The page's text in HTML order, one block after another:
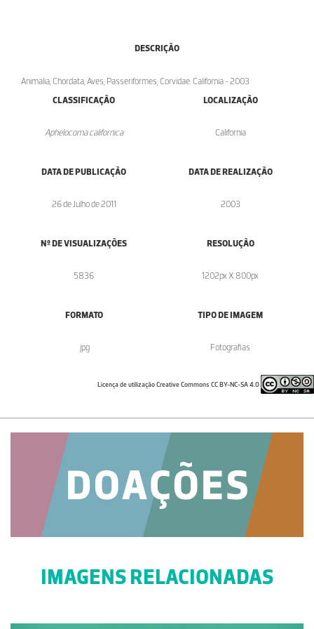
DESCRIÇÃO
Animalia; Chordata; Aves; Passeriformes; Corvidae. California - 2003
CLASSIFICAÇÃO
Aphelocoma californica
LOCALIZAÇÃO
California
DATA DE PUBLICAÇÃO
26 de Julho de 2011
DATA DE REALIZAÇÃO
2003
Nº DE VISUALIZAÇÕES
5836
RESOLUÇÃO
1202px X 800px
FORMATO
.jpg
TIPO DE IMAGEM
Fotografias
Licença de utilização Creative Commons CC BY-NC-SA 4.0
IMAGENS RELACIONADAS